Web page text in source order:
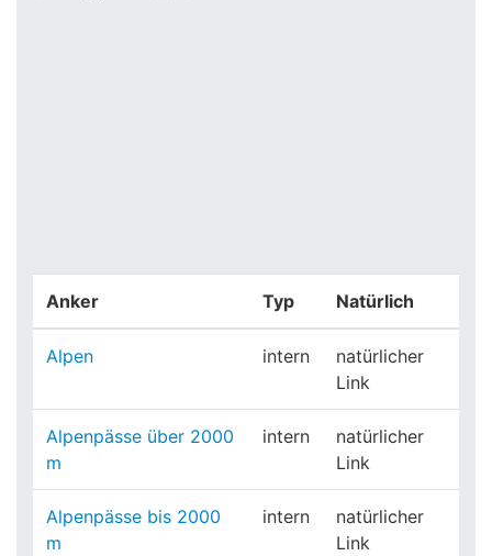
Anker Typ Natürlich
Alpen intern
natürlicher
Link
Alpenpässe über 2000
m
intern
natürlicher
Link
Alpenpässe bis 2000
m
intern
natürlicher
Link